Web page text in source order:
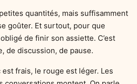
quantités, mais suffisamment
goûter. Et surtout, pour que
de finir son assiette. C’est
de discussion, de pause.
frais, le rouge est léger. Les